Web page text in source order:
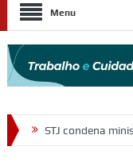
Menu
Marco Buzzi por